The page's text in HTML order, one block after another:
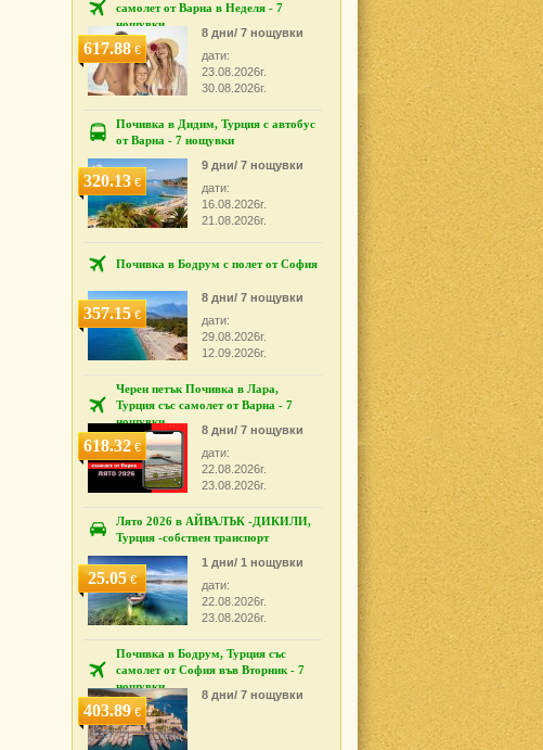
самолет от Варна в Неделя - 7
нощувки
617.88€
8 дни/ 7 нощувки
дати:
23.08.2026г.
30.08.2026г.
Почивка в Дидим, Турция с автобус
от Варна - 7 нощувки
320.13€
9 дни/ 7 нощувки
дати:
16.08.2026г.
21.08.2026г.
Почивка в Бодрум с полет от София
357.15€
8 дни/ 7 нощувки
дати:
29.08.2026г.
12.09.2026г.
Черен петък Почивка в Лара,
Турция със самолет от Варна - 7
нощувки
618.32€
8 дни/ 7 нощувки
дати:
22.08.2026г.
23.08.2026г.
Лято 2026 в АЙВАЛЪК -ДИКИЛИ,
Турция -собствен транспорт
25.05€
1 дни/ 1 нощувки
дати:
22.08.2026г.
23.08.2026г.
Почивка в Бодрум, Турция със
самолет от София във Вторник - 7
нощувки
403.89€
8 дни/ 7 нощувки